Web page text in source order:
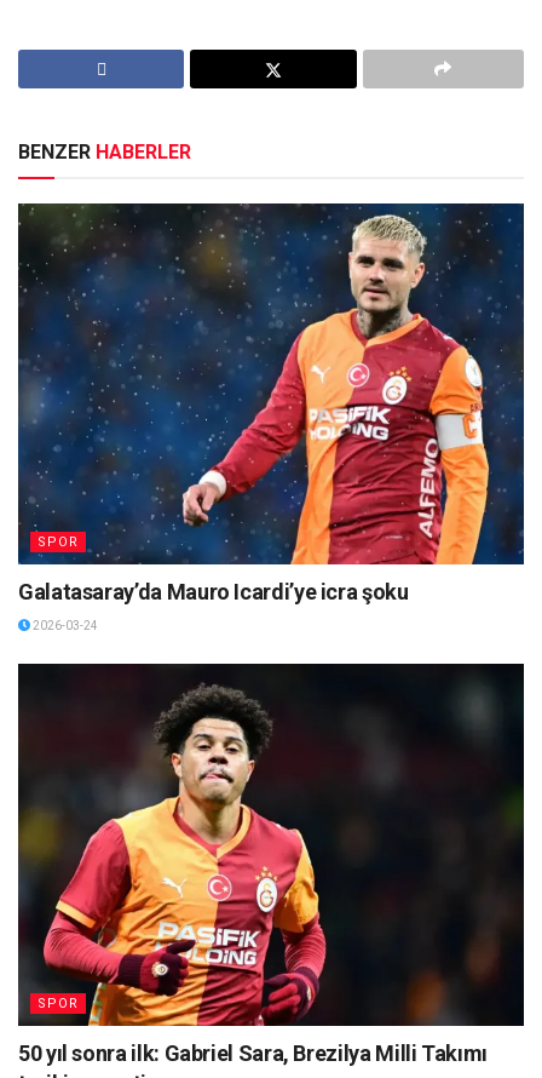
BENZER HABERLER
SPOR
Galatasaray’da Mauro Icardi’ye icra şoku
2026-03-24
SPOR
50 yıl sonra ilk: Gabriel Sara, Brezilya Milli Takımı